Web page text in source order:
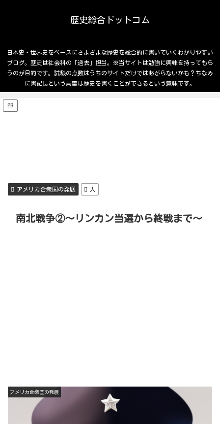
歴史総合ドットコム
日本史・世界史をベースにさまざまな歴史を総合的に書いていくわかりやすい
ブログ。歴史は社会科の「過去」担当。※当サイトは勉強に興味を持ってもら
うのが目的です。試験の点数はうちのサイトだけではあがらないかも？ちなみ
に書記長という言葉は歴史を書くことができるという意味です。
PR
アメリカ合衆国の発展 人
南北戦争②～リンカン当選から終戦まで～
アメリカ合衆国の発展